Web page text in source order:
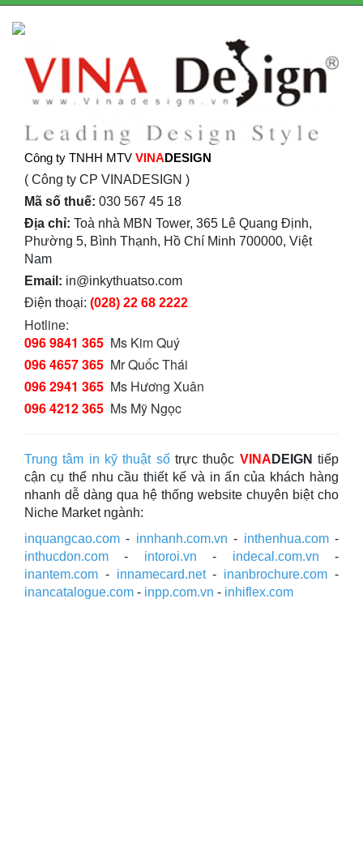
Công ty TNHH MTV VINADESIGN
( Công ty CP VINADESIGN )
Mã số thuế: 030 567 45 18
Địa chỉ: Toà nhà MBN Tower, 365 Lê Quang Định,
Phường 5, Bình Thạnh, Hồ Chí Minh 700000, Việt
Nam
Email: in@inkythuatso.com
Điện thoại: (028) 22 68 2222
Hotline:
096 9841 365 Ms Kim Quý
096 4657 365 Mr Quốc Thái
096 2941 365 Ms Hương Xuân
096 4212 365 Ms Mỹ Ngọc
Trung tâm in kỹ thuật sốtrực thuộc VINA DEIGN tiếp
cận cụ thể nhu cầu thiết kế và in ấn của khách hàng
nhanh dễ dàng qua hệ thống website chuyên biệt cho
Niche Market ngành:
inquangcao.com - innhanh.com.vn - inthenhua.com-
inthucdon.com - intoroi.vn - indecal.com.vn -
inantem.com - innamecard.net- inanbrochure.com -
inancatalogue.com - inpp.com.vn - inhiflex.com